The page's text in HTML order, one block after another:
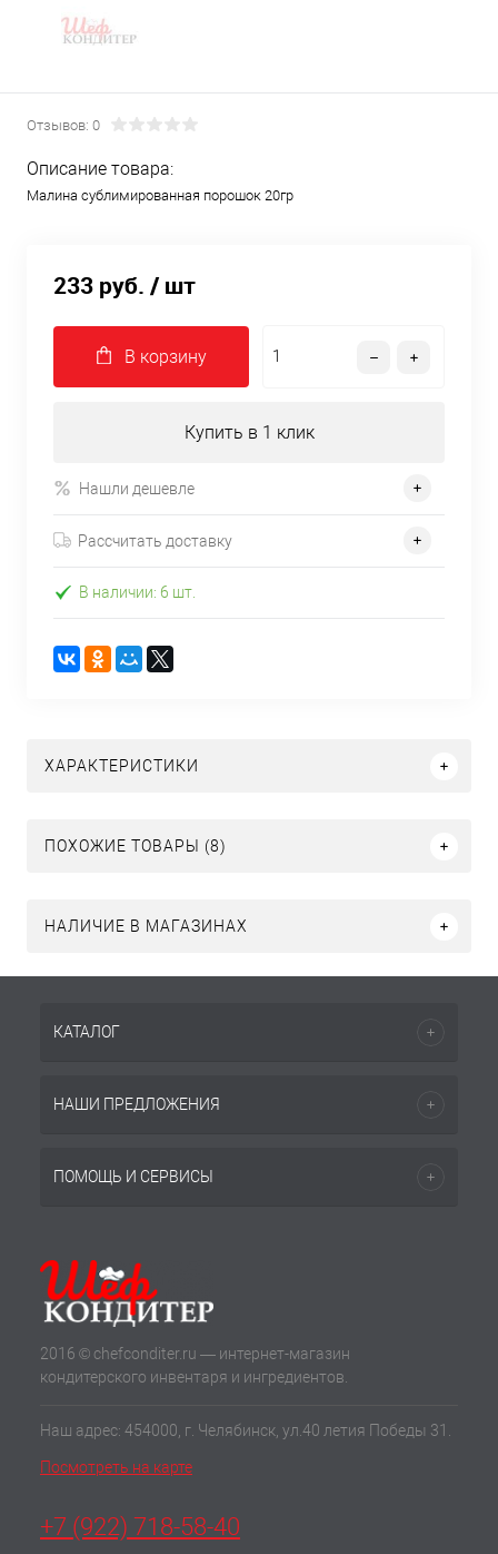
Отзывов: 0
Описание товара:
Малина сублимированная порошок 20гр
233 руб. / шт
В корзину
Купить в 1 клик
Нашли дешевле
Рассчитать доставку
В наличии: 6 шт.
ХАРАКТЕРИСТИКИ
ПОХОЖИЕ ТОВАРЫ (8)
НАЛИЧИЕ В МАГАЗИНАХ
КАТАЛОГ
НАШИ ПРЕДЛОЖЕНИЯ
ПОМОЩЬ И СЕРВИСЫ
2016 © chefconditer.ru — интернет-магазин
кондитерского инвентаря и ингредиентов.
Наш адрес: 454000, г. Челябинск, ул.40 летия Победы 31.
Посмотреть на карте
+7 (922) 718-58-40